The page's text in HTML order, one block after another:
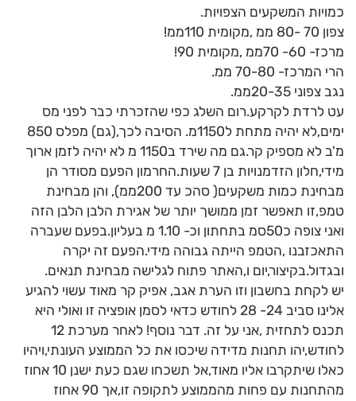
כמויות המשקעים הצפויות.
צפון 70 -80 ממ ,מקומית 110ממ!
מרכז- 60- 70ממ ,מקומית 90!
הרי המרכז- 70-80 ממ.
נגב צפוני 20-35ממ.
עט לרדת לקרקע.רום השלג כפי שהזכרתי כבר לפני מס
ימים,לא יהיה מתחת ל1150מ. הסיבה לכך,(גם) מפלס 850
מ'ב לא מספיק קר.גם מה שירד ב1150 מ לא יהיה לזמן ארוך
מידי,חלון הזדמנויות בן 7 שעות.החרמון הפעם מסודר הן
מבחינת כמות משקעים( סהכ עד 200ממ), והן מבחינת
טמפ,זו תאפשר זמן ממושך יותר של אגירת הלבן הלבן הזה
ואני צופה כ50סמ בתחתון וכ- 1.10 מ בעליון.בפעם שעברה
התאכזבנו ,הטמפ הייתה גבוהה מידי.הפעם זה יקרה
ובגדול.בקיצור,יום ו,האתר פתוח לגלישה מבחינת תנאים.
יש לקחת בחשבון וזו הערת אגב, אפיק קר מאוד עשוי להגיע
אלינו סביב 24- 28 לחודש כדאי לסמן אופציה זו ואולי היא
תכנס לתחזית ,אני על זה. דבר נוסף! לאחר מערכת 12
לחודש,יהו תחנות מדידה שיכסו את כל הממוצע העונתי,ויהיו
כאלו שיתקרבו אליו מאוד,אל תשכחו שגם כעת ישנן 10 אחוז
מהתחנות עם פחות מהממוצע לתקופה זו,אך 90 אחוז